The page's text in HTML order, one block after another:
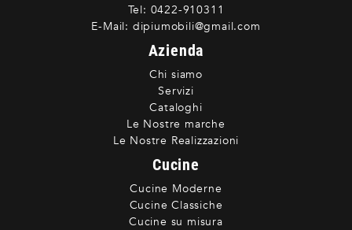
Tel: 0422-910311
E-Mail: dipiumobili@gmail.com
Azienda
Chi siamo
Servizi
Cataloghi
Le Nostre marche
Le Nostre Realizzazioni
Cucine
Cucine Moderne
Cucine Classiche
Cucine su misura